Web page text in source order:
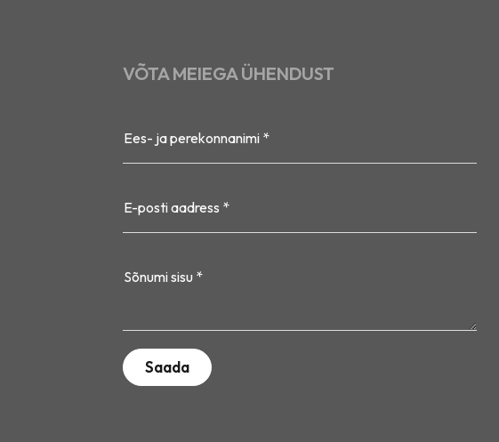
VÕTA MEIEGA ÜHENDUST
Ees- ja perekonnanimi *
E-posti aadress *
Sõnumi sisu *